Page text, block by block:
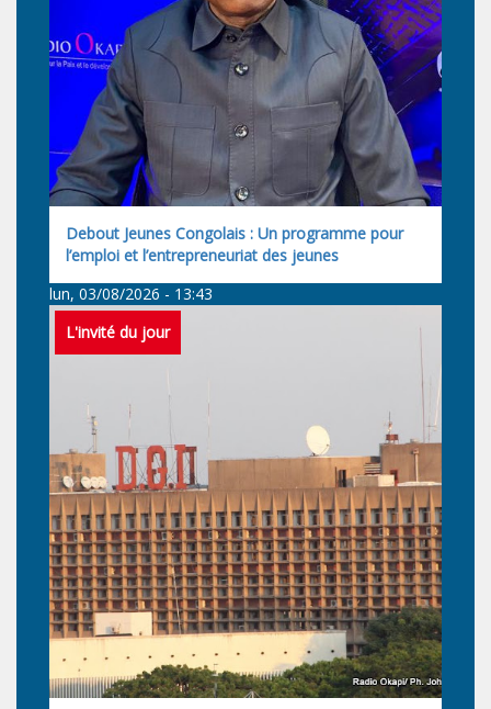
Debout Jeunes Congolais : Un programme pour
l’emploi et l’entrepreneuriat des jeunes
lun, 03/08/2026 - 13:43
L'invité du jour